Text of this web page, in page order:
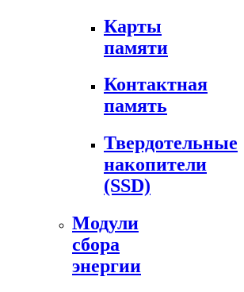
Карты
памяти
Контактная
память
Твердотельные
накопители
(SSD)
Модули
сбора
энергии